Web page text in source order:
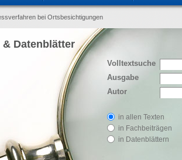
bei Ortsbesichtigungen
Volltextsuche
Ausgabe
Autor
in allen Texten
in Fachbeiträgen
in Datenblättern
Datenblätter